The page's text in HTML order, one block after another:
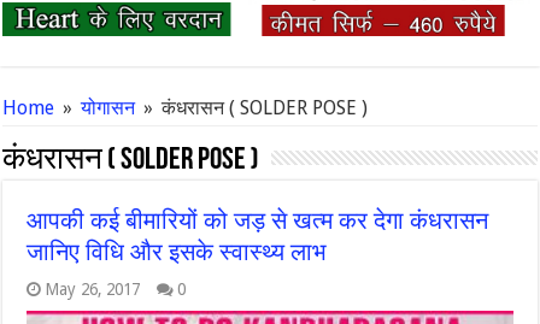
Home » योगासन » कंधरासन ( SOLDER POSE )
कंधरासन ( SOLDER POSE )
आपकी कई बीमारियों को जड़ से खत्म कर देगा कंधरासन
जानिए विधि और इसके स्वास्थ्य लाभ
May 26, 2017 0